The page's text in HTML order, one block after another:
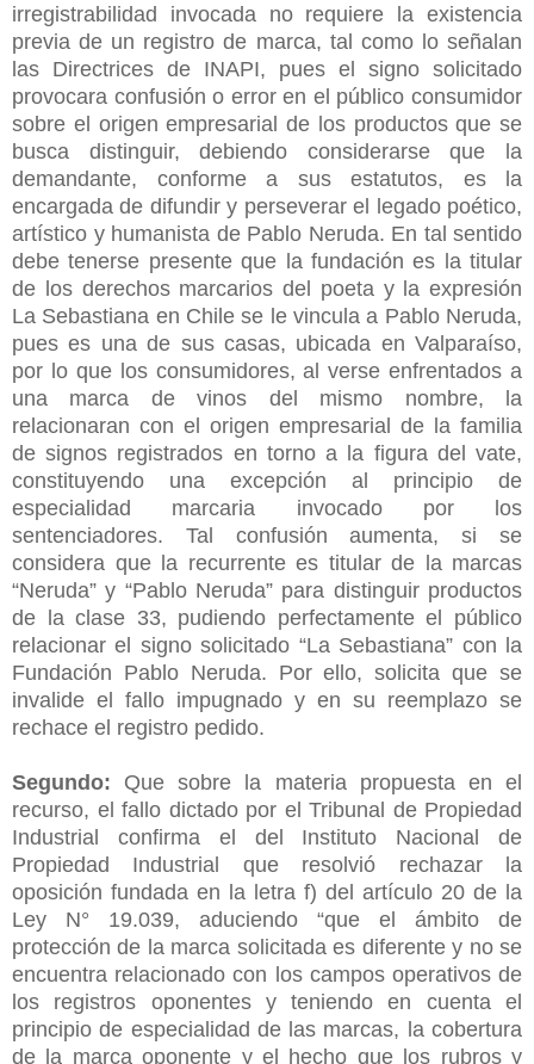
irregistrabilidad invocada no requiere la existencia
previa de un registro de marca, tal como lo señalan
las Directrices de INAPI, pues el signo solicitado
provocara confusión o error en el público consumidor
sobre el origen empresarial de los productos que se
busca distinguir, debiendo considerarse que la
demandante, conforme a sus estatutos, es la
encargada de difundir y perseverar el legado poético,
artístico y humanista de Pablo Neruda. En tal sentido
debe tenerse presente que la fundación es la titular
de los derechos marcarios del poeta y la expresión
La Sebastiana en Chile se le vincula a Pablo Neruda,
pues es una de sus casas, ubicada en Valparaíso,
por lo que los consumidores, al verse enfrentados a
una marca de vinos del mismo nombre, la
relacionaran con el origen empresarial de la familia
de signos registrados en torno a la figura del vate,
constituyendo una excepción al principio de
especialidad marcaria invocado por los
sentenciadores. Tal confusión aumenta, si se
considera que la recurrente es titular de la marcas
“Neruda” y “Pablo Neruda” para distinguir productos
de la clase 33, pudiendo perfectamente el público
relacionar el signo solicitado “La Sebastiana” con la
Fundación Pablo Neruda. Por ello, solicita que se
invalide el fallo impugnado y en su reemplazo se
rechace el registro pedido.
Segundo: Que sobre la materia propuesta en el
recurso, el fallo dictado por el Tribunal de Propiedad
Industrial confirma el del Instituto Nacional de
Propiedad Industrial que resolvió rechazar la
oposición fundada en la letra f) del artículo 20 de la
Ley N° 19.039, aduciendo “que el ámbito de
protección de la marca solicitada es diferente y no se
encuentra relacionado con los campos operativos de
los registros oponentes y teniendo en cuenta el
principio de especialidad de las marcas, la cobertura
de la marca oponente y el hecho que los rubros y